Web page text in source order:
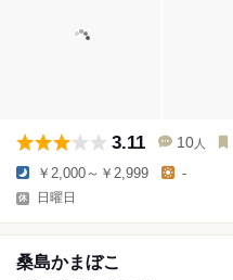
3.11 10 人
￥2,000～￥2,999 -
日曜日
桑島かまぼこ